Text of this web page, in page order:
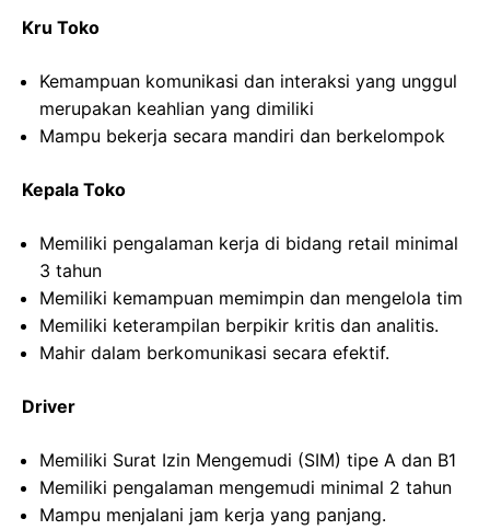
Kru Toko
Kemampuan komunikasi dan interaksi yang unggul
merupakan keahlian yang dimiliki
Mampu bekerja secara mandiri dan berkelompok
Kepala Toko
Memiliki pengalaman kerja di bidang retail minimal
3 tahun
Memiliki kemampuan memimpin dan mengelola tim
Memiliki keterampilan berpikir kritis dan analitis.
Mahir dalam berkomunikasi secara efektif.
Driver
Memiliki Surat Izin Mengemudi (SIM) tipe A dan B1
Memiliki pengalaman mengemudi minimal 2 tahun
Mampu menjalani jam kerja yang panjang.